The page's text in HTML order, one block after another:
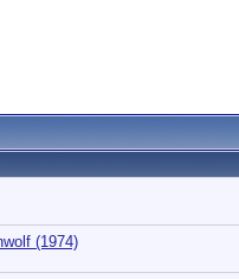
(1974)